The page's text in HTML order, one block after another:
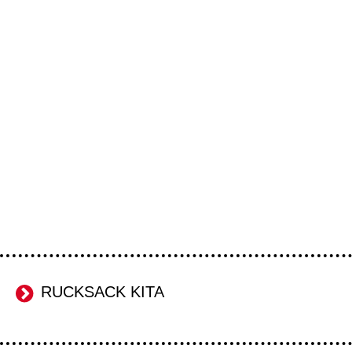
RUCKSACK KITA